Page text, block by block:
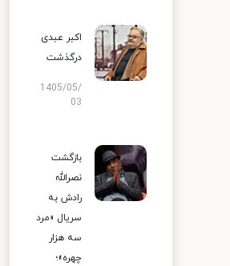
اکبر عبدی
درگذشت
1405/05/
03
بازگشت
نصرالله
رادش به
سریال «مرد
سه هزار
چهره»؛